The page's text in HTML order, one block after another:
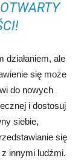
działaniem, ale
się może
do nowych
i dostosuj
siebie,
się
innymi ludźmi.